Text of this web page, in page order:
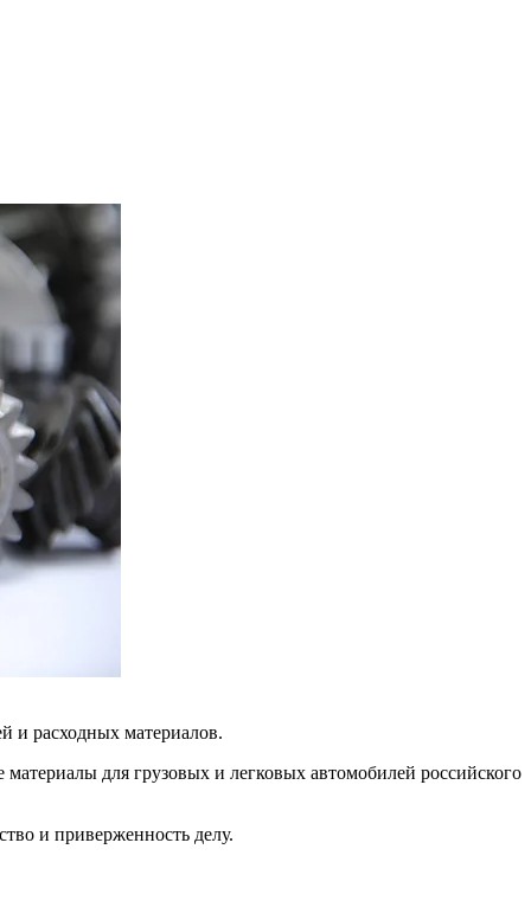
и расходных материалов.
для грузовых и легковых автомобилей российского
и приверженность делу.